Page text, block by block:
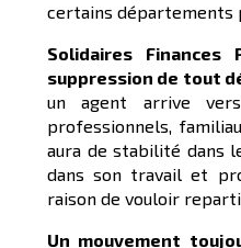
certains départements
Solidaires Finances
suppression de tout
un agent arrive
professionnels,
aura de stabilité dans
dans son travail et
raison de vouloir
Un mouvement